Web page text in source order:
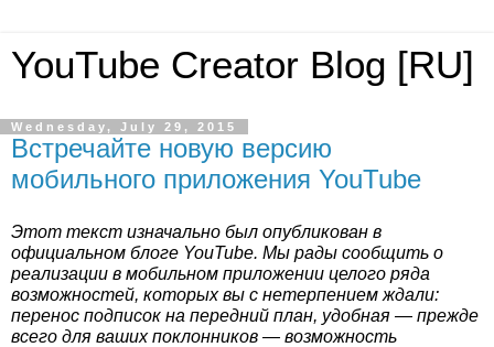
YouTube Creator Blog [RU]
Wednesday, July 29, 2015
Встречайте новую версию
мобильного приложения YouTube
Этот текст изначально был опубликован в
официальном блоге YouTube. Мы рады сообщить о
реализации в мобильном приложении целого ряда
возможностей, которых вы с нетерпением ждали:
перенос подписок на передний план, удобная — прежде
всего для ваших поклонников — возможность